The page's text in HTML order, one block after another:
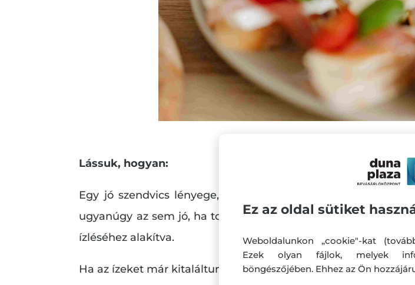
Lássuk, hogyan:
Egy jó szendvics lényege, hogy egyensúlyban van a
ugyanúgy az sem jó, ha tocsog. Az arányokat a
ízléséhez alakítva.
Ha az ízeket már kitaláltunk, játsszunk a formával!
Ez az oldal sütiket
Weboldalunkon „cookie"-kat
Ezek olyan fájlok, melyek
böngészőjében. Ehhez az Ön